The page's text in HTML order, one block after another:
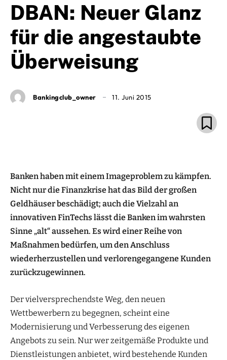
DBAN: Neuer Glanz
für die angestaubte
Überweisung
Bankingclub_owner 11. Juni 2015
Banken haben mit einem Imageproblem zu kämpfen.
Nicht nur die Finanzkrise hat das Bild der großen
Geldhäuser beschädigt; auch die Vielzahl an
innovativen FinTechs lässt die Banken im wahrsten
Sinne „alt“ aussehen. Es wird einer Reihe von
Maßnahmen bedürfen, um den Anschluss
wiederherzustellen und verlorengegangene Kunden
zurückzugewinnen.
Der vielversprechendste Weg, den neuen
Wettbewerbern zu begegnen, scheint eine
Modernisierung und Verbesserung des eigenen
Angebots zu sein. Nur wer zeitgemäße Produkte und
Dienstleistungen anbietet, wird bestehende Kunden